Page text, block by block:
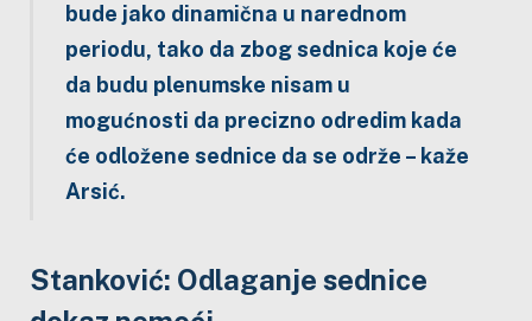
bude jako dinamična u narednom
periodu, tako da zbog sednica koje će
da budu plenumske nisam u
mogućnosti da precizno odredim kada
će odložene sednice da se održe – kaže
Arsić.
Stanković: Odlaganje sednice